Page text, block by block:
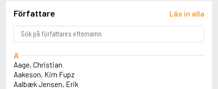
Författare Läs in alla
A
Aage, Christian
Aakeson, Kim Fupz
Aalbæk Jensen, Erik